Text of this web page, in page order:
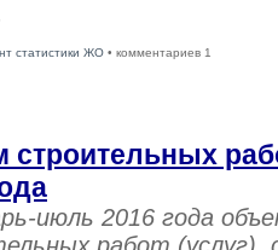
статистики ЖО • комментариев 1
строительных
июль 2016 года